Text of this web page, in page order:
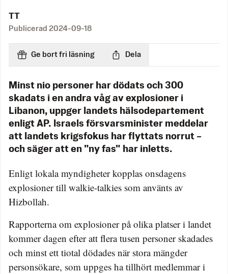
TT
Publicerad 2024-09-18
Ge bort fri läsning Dela
Minst nio personer har dödats och 300
skadats i en andra våg av explosioner i
Libanon, uppger landets hälsodepartement
enligt AP. Israels försvarsminister meddelar
att landets krigsfokus har flyttats norrut –
och säger att en "ny fas" har inletts.
Enligt lokala myndigheter kopplas onsdagens
explosioner till walkie-talkies som använts av
Hizbollah.
Rapporterna om explosioner på olika platser i landet
kommer dagen efter att flera tusen personer skadades
och minst ett tiotal dödades när stora mängder
personsökare, som uppges ha tillhört medlemmar i